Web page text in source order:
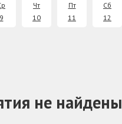
9
Чт
10
Пт
11
Сб
12
не найдены